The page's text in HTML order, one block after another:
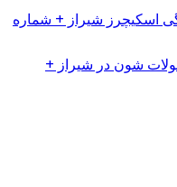
اسکیچرز شیراز + شماره
شون در شیراز +